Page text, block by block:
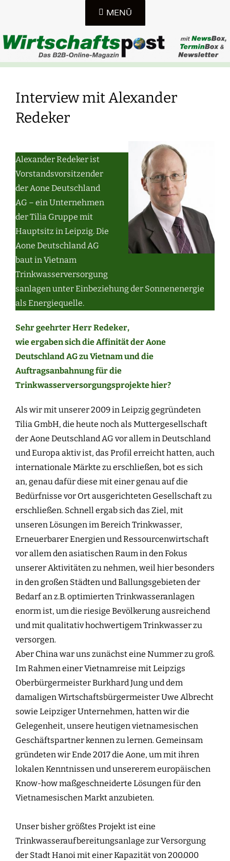
springen
MENÜ
WIRTSCHAFTSPOST-
Interview mit Alexander
Redeker
Alexander Redeker ist
Vorstandsvorsitzender
der Aone Deutschland
AG – ein Unternehmen
der Tilia Gruppe mit
Hauptsitz in Leipzig. Die
Aone Deutschland AG
baut in Vietnam
Trinkwasserversorgung
sanlagen unter Einbeziehung der Sonnenenergie
als Energiequelle.
Sehr geehrter Herr Redeker,
wie ergaben sich die Affinität der Aone
Deutschland AG zu Vietnam und die
Auftragsanbahnung für die
Trinkwasserversorgungsprojekte hier?
Als wir mit unserer 2009 in Leipzig gegründeten
Tilia GmbH, die heute noch als Muttergesellschaft
der Aone Deutschland AG vor allem in Deutschland
und Europa aktiv ist, das Profil erreicht hatten, auch
internationale Märkte zu erschließen, bot es sich
an, genau dafür diese mit einer genau auf die
Bedürfnisse vor Ort ausgerichteten Gesellschaft zu
erschließen. Schnell ergab sich das Ziel, mit
unseren Lösungen im Bereich Trinkwasser,
Erneuerbarer Energien und Ressourcenwirtschaft
vor allem den asiatischen Raum in den Fokus
unserer Aktivitäten zu nehmen, weil hier besonders
in den großen Städten und Ballungsgebieten der
Bedarf an z.B. optimierten Trinkwasseranlagen
enorm ist, um die riesige Bevölkerung ausreichend
und mit qualitativ hochwertigem Trinkwasser zu
versorgen.
Aber China war uns zunächst eine Nummer zu groß.
Im Rahmen einer Vietnamreise mit Leipzigs
Oberbürgermeister Burkhard Jung und dem
damaligen Wirtschaftsbürgermeister Uwe Albrecht
sowie Leipziger Unternehmen, hatten wir die
Gelegenheit, unsere heutigen vietnamesischen
Geschäftspartner kennen zu lernen. Gemeinsam
gründeten wir Ende 2017 die Aone, um mit ihren
lokalen Kenntnissen und unsererem europäischen
Know-how maßgeschneiderte Lösungen für den
Vietnamesischen Markt anzubieten.
Unser bisher größtes Projekt ist eine
Trinkwasseraufbereitungsanlage zur Versorgung
der Stadt Hanoi mit einer Kapazität von 200.000